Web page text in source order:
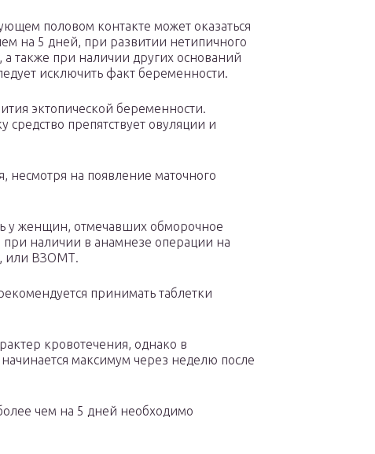
половом контакте может оказаться
на 5 дней, при развитии нетипичного
также при наличии других оснований
исключить факт беременности.
эктопической беременности.
средство препятствует овуляции и
несмотря на появление маточного
у женщин, отмечавших обморочное
наличии в анамнезе операции на
или ВЗОМТ.
принимать таблетки
кровотечения, однако в
максимум через неделю после
чем на 5 дней необходимо